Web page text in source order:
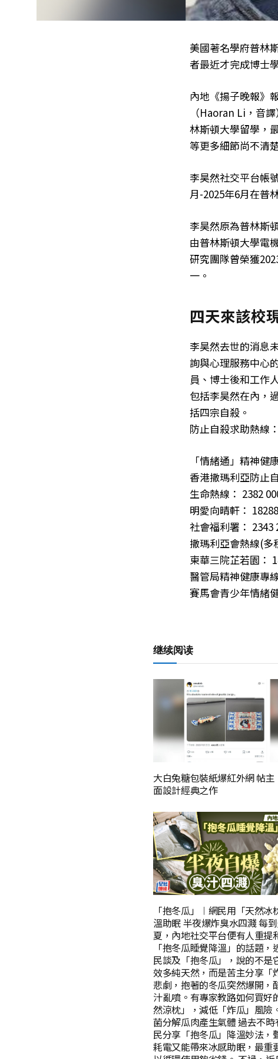
美國著名學府普林
者最近才完成博士
內地《揚子晚報》
（Haoran Li，音
林斯頓大學留學，
等更多細節尚不清
李昊然社交平台帳
月-2025年6月在普
李昊然原為普林斯
由普林斯頓大學電
研究團隊曾榮獲
一。
四天來該校
李昊然去世的消息
詢與心理服務中心
員、博士後和工作
包括李昊然在內，
括四宗自殺。
防止自殺求助熱線：
「情緒通」精神健
香港撒瑪利亞防止
生命熱線： 2382
明愛向晴軒： 18288
社會福利署： 2343
撒瑪利亞會熱線(多
東華三院芷若園：
醫管局精神健康專
賽馬會青少年情緒
继续阅读
大白兔糖包裝紙爆紅外網 帖主
面設計經典之作
「抱冬瓜」︱網民用「天然冰
溫助眠 半夜爆炸臭水四濺 每
夏，內地社交平台便有人重提
「抱冬瓜睡覺降溫」的話題，
民談及「抱冬瓜」，說的不是
效多純天然，而是苦主分享「
悲劇，抱著的冬瓜突然爆開，
汁亂噴。有專家教路如何買好
然涼枕」，減低「炸瓜」風險
菌分解瓜肉產生氣體 過去不時
民分享「抱冬瓜」降溫妙法，
耗電又能帶來冰感助眠，最重